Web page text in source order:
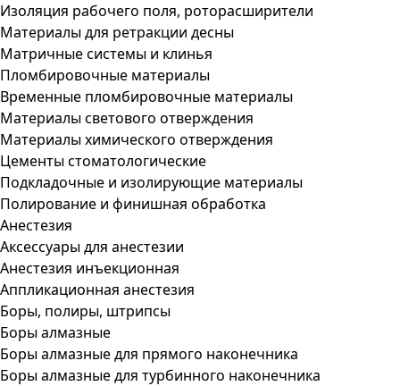
Изоляция рабочего поля, роторасширители
Материалы для ретракции десны
Матричные системы и клинья
Пломбировочные материалы
Временные пломбировочные материалы
Материалы светового отверждения
Материалы химического отверждения
Цементы стоматологические
Подкладочные и изолирующие материалы
Полирование и финишная обработка
Анестезия
Аксессуары для анестезии
Анестезия инъекционная
Аппликационная анестезия
Боры, полиры, штрипсы
Боры алмазные
Боры алмазные для прямого наконечника
Боры алмазные для турбинного наконечника